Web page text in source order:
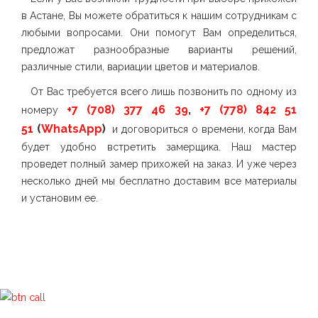
в Астане, Вы можете обратиться к нашим сотрудникам с
любыми вопросами. Они помогут Вам определиться,
предложат разнообразные варианты решений,
различные стили, вариации цветов и материалов.
От Вас требуется всего лишь позвонить по одному из
номеру +7 (708) 377 46 39, +7 (778) 842 51
51 (WhatsApp)
и договориться о времени, когда Вам
будет удобно встретить замерщика. Наш мастер
проведет полный замер прихожей на заказ. И уже через
несколько дней мы бесплатно доставим все материалы
и установим ее.